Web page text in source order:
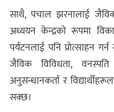
साथै, पचाल झरनालाई
अध्ययन केन्द्रको रूपमा
पर्यटनलाई पनि प्रोत्साहन
जैविक विविधता,
अनुसन्धानकर्ता र
सक्छ।